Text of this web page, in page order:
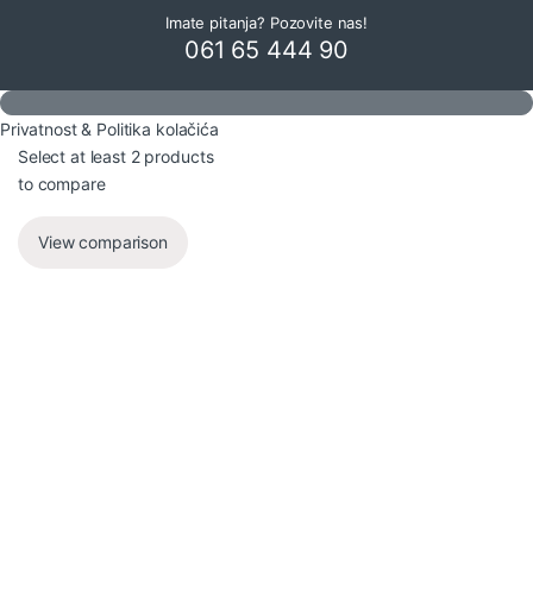
Imate pitanja? Pozovite nas!
061 65 444 90
Privatnost & Politika kolačića
Select at least 2 products
to compare
View comparison